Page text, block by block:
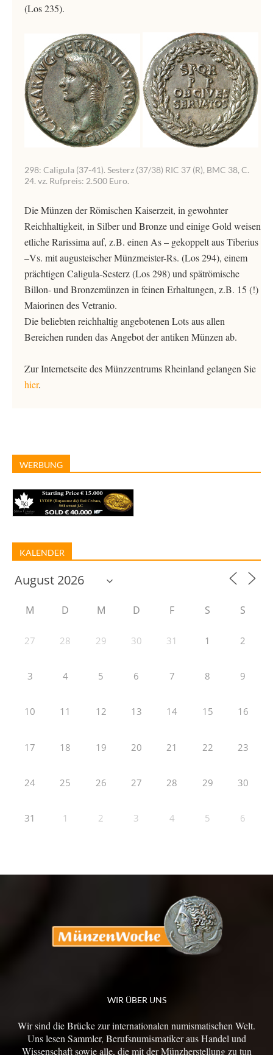
(Los 235).
298: Caligula (37-41). Sesterz (37/38) RIC 37 (R), BMC 38, C.
24. vz. Rufpreis: 2.500 Euro.
Die Münzen der Römischen Kaiserzeit, in gewohnter
Reichhaltigkeit, in Silber und Bronze und einige Gold weisen
etliche Rarissima auf, z.B. einen As – gekoppelt aus Tiberius
–Vs. mit augusteischer Münzmeister-Rs. (Los 294), einem
prächtigen Caligula-Sesterz (Los 298) und spätrömische
Billon- und Bronzemünzen in feinen Erhaltungen, z.B. 15 (!)
Maiorinen des Vetranio.
Die beliebten reichhaltig angebotenen Lots aus allen
Bereichen runden das Angebot der antiken Münzen ab.
Zur Internetseite des Münzzentrums Rheinland gelangen Sie
hier.
WERBUNG
KALENDER
M D M D F S S
27 28 29 30 31 1 2
3 4 5 6 7 8 9
10 11 12 13 14 15 16
17 18 19 20 21 22 23
24 25 26 27 28 29 30
31 1 2 3 4 5 6
WIR ÜBER UNS
Wir sind die Brücke zur internationalen numismatischen Welt.
Uns lesen Sammler, Berufsnumismatiker aus Handel und
Wissenschaft sowie alle, die mit der Münzherstellung zu tun